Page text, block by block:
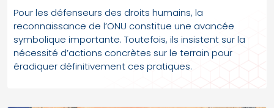
Pour les défenseurs des droits humains, la
reconnaissance de l’ONU constitue une avancée
symbolique importante. Toutefois, ils insistent sur la
nécessité d’actions concrètes sur le terrain pour
éradiquer définitivement ces pratiques.